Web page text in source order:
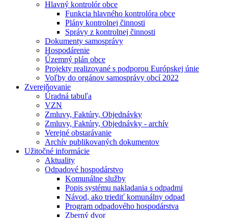
Hlavný kontrolór obce
Funkcia hlavného kontrolóra obce
Plány kontrolnej činnosti
Správy z kontrolnej činnosti
Dokumenty samosprávy
Hospodárenie
Územný plán obce
Projekty realizované s podporou Európskej únie
Voľby do orgánov samosprávy obcí 2022
Zverejňovanie
Úradná tabuľa
VZN
Zmluvy, Faktúry, Objednávky
Zmluvy, Faktúry, Objednávky - archív
Verejné obstarávanie
Archív publikovaných dokumentov
Užitočné informácie
Aktuality
Odpadové hospodárstvo
Komunálne služby
Popis systému nakladania s odpadmi
Návod, ako triediť komunálny odpad
Program odpadového hospodárstva
Zberný dvor